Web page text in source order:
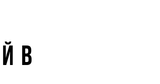
В